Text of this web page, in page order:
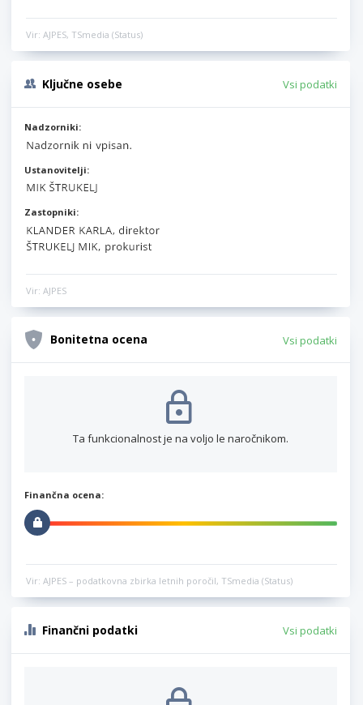
Vir: AJPES, TSmedia (Status)
Ključne osebe Vsi podatki
Nadzorniki:
Ustanovitelji:
Zastopniki:
Vir: AJPES
Bonitetna ocena Vsi podatki
Ta funkcionalnost je na voljo le naročnikom.
Finančna ocena:
Vir: AJPES – podatkovna zbirka letnih poročil, TSmedia (Status)
Finančni podatki Vsi podatki